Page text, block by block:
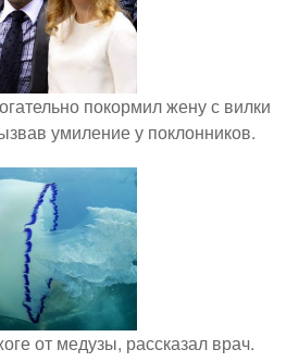
покормил жену с вилки
умиление у поклонников.
от медузы, рассказал врач.